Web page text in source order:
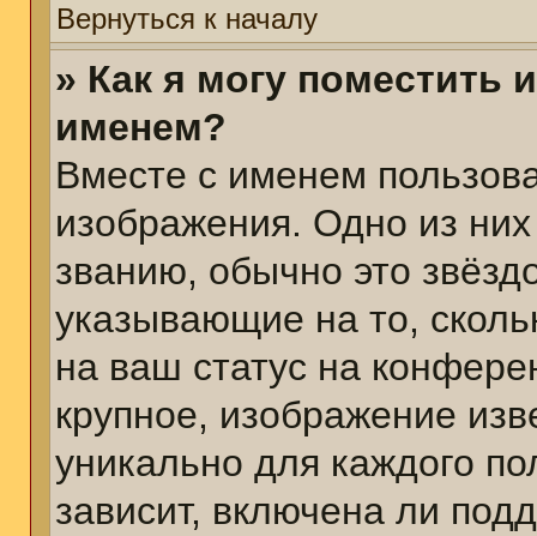
Вернуться к началу
» Как я могу поместить
именем?
Вместе с именем
изображения. Одно из
званию, обычно это
указывающие на то,
на ваш статус на
крупное, изображение
уникально для каждого
зависит, включена ли